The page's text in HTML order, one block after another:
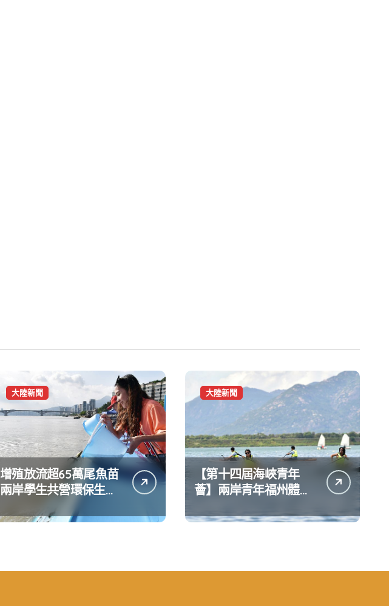
大陸新聞
增殖放流超65萬尾魚苗
兩岸學生共營環保生態
大陸新聞
【第十四屆海峽青年
薈】兩岸青年福州體驗